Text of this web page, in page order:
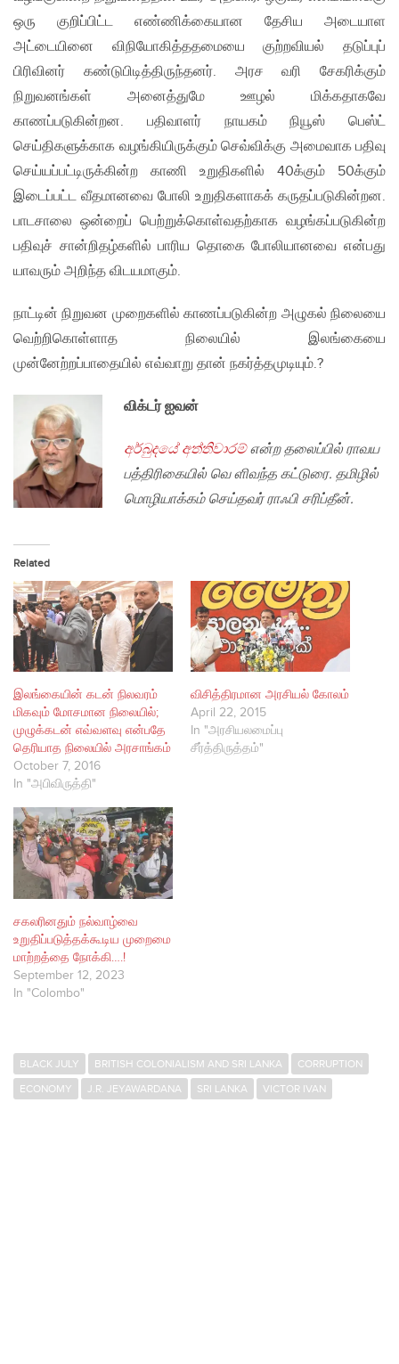
ஒரு குறிப்பிட்ட எண்ணிக்கையான தேசிய அடையாள
அட்டையினை விநியோகித்ததமையை குற்றவியல் தடுப்புப்
பிரிவினர் கண்டுபிடித்திருந்தனர். அரச வரி சேகரிக்கும்
நிறுவனங்கள் அனைத்துமே ஊழல் மிக்கதாகவே
காணப்படுகின்றன. பதிவாளர் நாயகம் நியூஸ் பெஸ்ட்
செய்திகளுக்காக வழங்கியிருக்கும் செவ்விக்கு அமைவாக பதிவு
செய்யப்பட்டிருக்கின்ற காணி உறுதிகளில் 40க்கும் 50க்கும்
இடைப்பட்ட வீதமானவை போலி உறுதிகளாகக் கருதப்படுகின்றன.
பாடசாலை ஒன்றைப் பெற்றுக்கொள்வதற்காக வழங்கப்படுகின்ற
பதிவுச் சான்றிதழ்களில் பாரிய தொகை போலியானவை என்பது
யாவரும் அறிந்த விடயமாகும்.
நாட்டின் நிறுவன முறைகளில் காணப்படுகின்ற அழுகல் நிலையை
வெற்றிகொள்ளாத நிலையில் இலங்கையை
முன்னேற்றப்பாதையில் எவ்வாறு தான் நகர்த்தமுடியும்.?
விக்டர் ஐவன்
අර්බුදයේ අත්තිවාරම්என்ற தலைப்பில் ராவய
பத்திரிகையில் வெ ளிவந்த கட்டுரை. தமிழில்
மொழியாக்கம் செய்தவர் ராஃபி சரிப்தீன்.
Related
இலங்கையின் கடன் நிலவரம்
மிகவும் மோசமான நிலையில்;
முழுக்கடன் எவ்வளவு என்பதே
தெரியாத நிலையில் அரசாங்கம்
October 7, 2016
In "அபிவிருத்தி"
விசித்திரமான அரசியல் கோலம்
April 22, 2015
In "அரசியலமைப்பு
சீர்த்திருத்தம்"
சகலரினதும் நல்வாழ்வை
உறுதிப்படுத்தக்கூடிய முறைமை
மாற்றத்தை நோக்கி….!
September 12, 2023
In "Colombo"
BLACK JULY BRITISH COLONIALISM AND SRI LANKA
CORRUPTION
ECONOMY
J.R. JEYAWARDANA SRI LANKA VICTOR IVAN